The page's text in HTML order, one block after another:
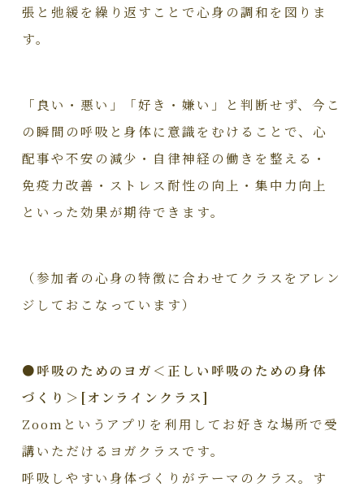
張と弛緩を繰り返すことで心身の調和を図りま
す。
「良い・悪い」「好き・嫌い」と判断せず、今こ
の瞬間の呼吸と身体に意識をむけることで、心
配事や不安の減少・自律神経の働きを整える・
免疫力改善・ストレス耐性の向上・集中力向上
といった効果が期待できます。
（参加者の心身の特徴に合わせてクラスをアレン
ジしておこなっています）
●呼吸のためのヨガ＜正しい呼吸のための身体
づくり＞[オンラインクラス]
Zoomというアプリを利用してお好きな場所で受
講いただけるヨガクラスです。
呼吸しやすい身体づくりがテーマのクラス。す